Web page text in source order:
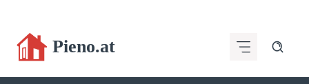
Inhalt
springen
Pieno.at